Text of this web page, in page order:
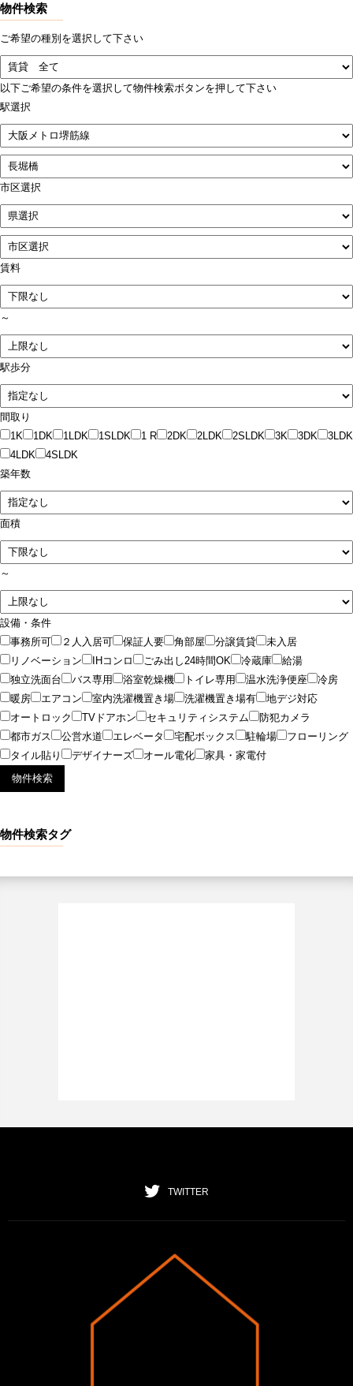
物件検索
ご希望の種別を選択して下さい
以下ご希望の条件を選択して物件検索ボタンを押して下さい
駅選択
市区選択
賃料
～
駅歩分
間取り
1K
1DK 1LDK 1SLDK 1 R 2DK 2LDK 2SLDK 3K 3DK
3LDK
4LDK
4SLDK
築年数
面積
～
設備・条件
事務所可
２人入居可 保証人要 角部屋 分譲賃貸
未入居
リノベーション
IHコンロ ごみ出し24時間OK 冷蔵庫
給湯
独立洗面台
バス専用 浴室乾燥機 トイレ専用 温水洗浄便座
冷房
暖房
エアコン 室内洗濯機置き場 洗濯機置き場有
地デジ対応
オートロック
TVドアホン セキュリティシステム
防犯カメラ
都市ガス
公営水道 エレベータ 宅配ボックス 駐輪場
フローリング
タイル貼り
デザイナーズ オール電化 家具・家電付
物件検索タグ
TWITTER